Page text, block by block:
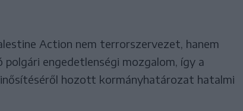
Action nem terrorszervezet, hanem
engedetlenségi mozgalom, így a
hozott kormányhatározat hatalmi